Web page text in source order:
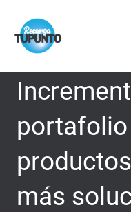
contenido
más